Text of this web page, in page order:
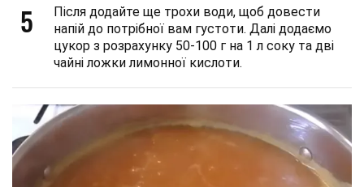
5
Після додайте ще трохи води, щоб довести
напій до потрібної вам густоти. Далі додаємо
цукор з розрахунку 50-100 г на 1 л соку та дві
чайні ложки лимонної кислоти.